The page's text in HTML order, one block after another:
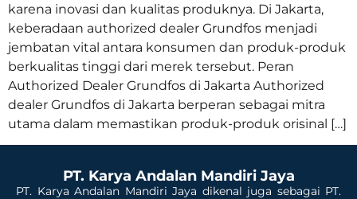
karena inovasi dan kualitas produknya. Di Jakarta,
keberadaan authorized dealer Grundfos menjadi
jembatan vital antara konsumen dan produk-produk
berkualitas tinggi dari merek tersebut. Peran
Authorized Dealer Grundfos di Jakarta Authorized
dealer Grundfos di Jakarta berperan sebagai mitra
utama dalam memastikan produk-produk orisinal […]
PT. Karya Andalan Mandiri Jaya
PT. Karya Andalan Mandiri Jaya dikenal juga sebagai PT.